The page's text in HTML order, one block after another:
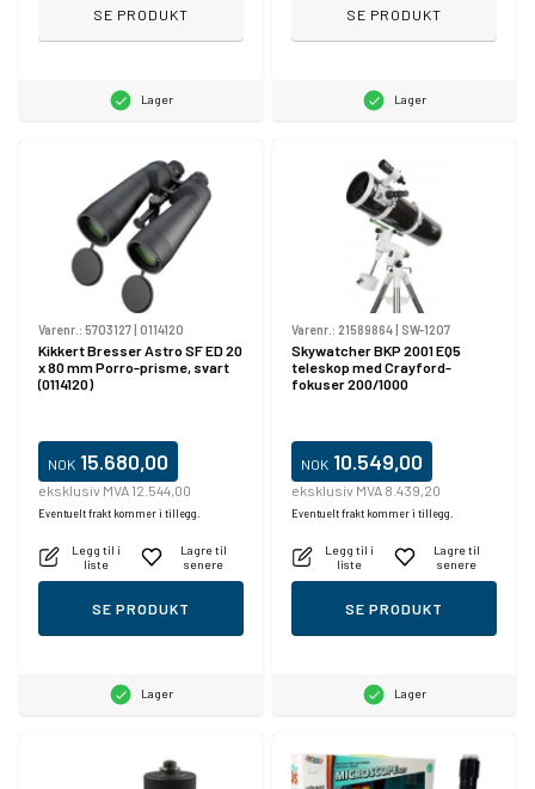
SE PRODUKT
Lager
SE PRODUKT
Lager
Varenr.: 5703127 0114120
Kikkert Bresser Astro SF ED 20
x 80 mm Porro-prisme, svart
(0114120)
NOK 15.680,00
eksklusiv MVA 12.544,00
Eventuelt frakt kommer i tillegg.
Legg til i
liste
Lagre til
senere
SE PRODUKT
Lager
Varenr.: 21589864 SW-1207
Skywatcher BKP 2001 EQ5
teleskop med Crayford-
fokuser 200/1000
NOK 10.549,00
eksklusiv MVA 8.439,20
Eventuelt frakt kommer i tillegg.
Legg til i
liste
Lagre til
senere
SE PRODUKT
Lager